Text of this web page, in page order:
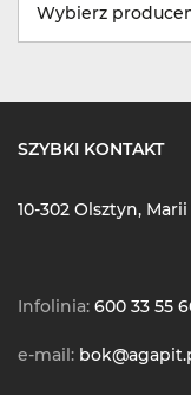
Wybierz
SZYBKI KONTAKT
10-302 Olsztyn,
Infolinia: 600 33 55
e-mail: